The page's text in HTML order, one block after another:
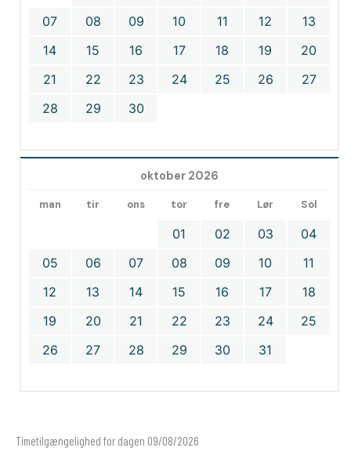
07
08 09 10 11 12
13
14
15 16 17 18 19
20
21
22 23 24 25 26
27
28
29 30
oktober 2026
man tir ons tor fre Lør Sol
01 02 03
04
05
06 07 08 09 10
11
12
13 14 15 16 17
18
19
20 21 22 23 24
25
26
27 28 29 30 31
Timetilgængelighed for dagen 09/08/2026